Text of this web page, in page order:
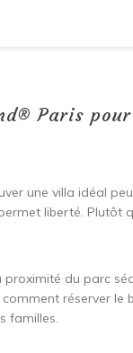
Paris
une villa idéal
liberté. Plutôt
du parc
réserver le
familles.